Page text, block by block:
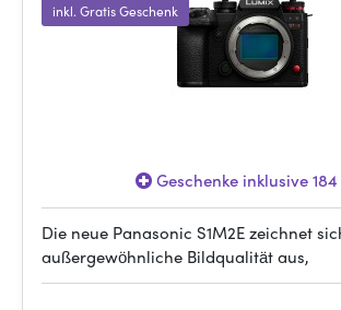
inkl. Gratis Geschenk
Geschenke inklusive
Die neue Panasonic S1M2E zeichnet
außergewöhnliche Bildqualität aus,